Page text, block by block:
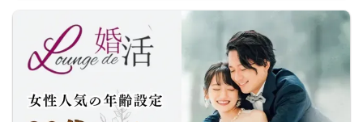
『価値観が合うこと』がとっても大切♡
この人なら、と思えるお相手を見つけませんか？
前回参加の男性一部紹介！
30代／年収600万円以上／飲食店経営者／明るい性格
30代／公務員／身長179cm／目を見て聞いてお話上手♪
30代／大手企業役職／年収800万円
などなど魅力的な方が多数でした！
県内最大数8対8！トークタイム中の連絡先交換自由